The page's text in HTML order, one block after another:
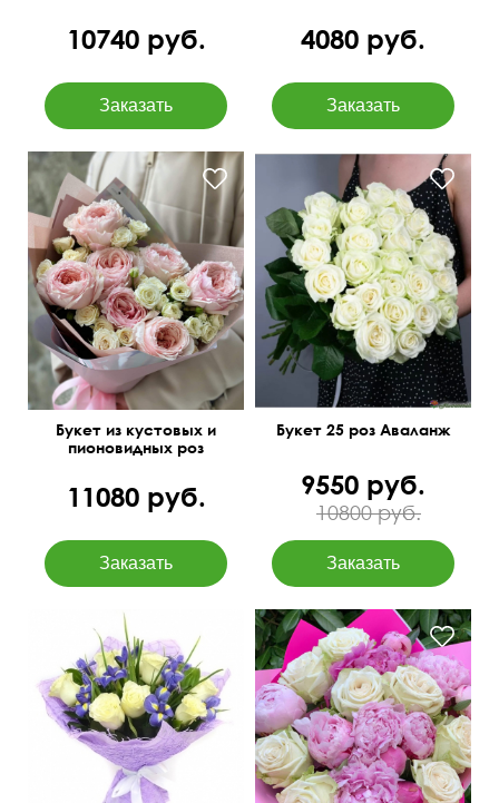
10740 руб. 4080 руб.
Нежнейшие сочетания
Букет из кустовых и
пионовидных роз
11080 руб.
50 см 25 см
Букет 25 роз Аваланж
9550 руб.
10800 руб.
Роза Vendella, ирис Blue
magic, сизаль
50 см
40 см
Современная упаковка